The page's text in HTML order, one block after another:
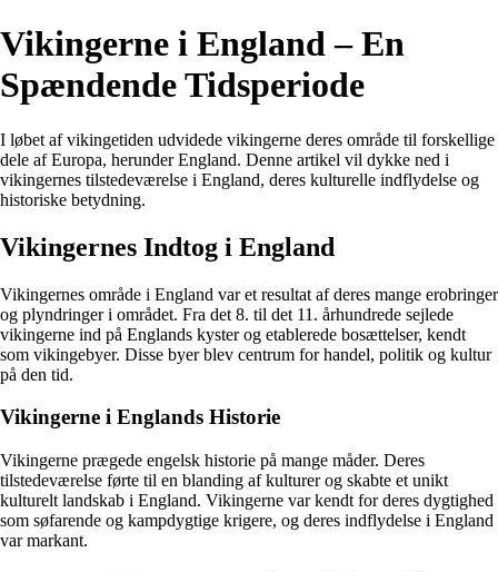
Vikingerne i England – En
Spændende Tidsperiode
I løbet af vikingetiden udvidede vikingerne deres område til forskellige
dele af Europa, herunder England. Denne artikel vil dykke ned i
vikingernes tilstedeværelse i England, deres kulturelle indflydelse og
historiske betydning.
Vikingernes Indtog i England
Vikingernes område i England var et resultat af deres mange erobringer
og plyndringer i området. Fra det 8. til det 11. århundrede sejlede
vikingerne ind på Englands kyster og etablerede bosættelser, kendt
som vikingebyer. Disse byer blev centrum for handel, politik og kultur
på den tid.
Vikingerne i Englands Historie
Vikingerne prægede engelsk historie på mange måder. Deres
tilstedeværelse førte til en blanding af kulturer og skabte et unikt
kulturelt landskab i England. Vikingerne var kendt for deres dygtighed
som søfarende og kampdygtige krigere, og deres indflydelse i England
var markant.